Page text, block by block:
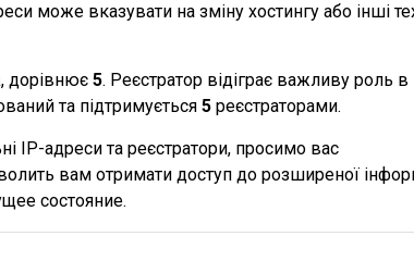
може вказувати на зміну хостингу або інші
, дорівнює 5. Реєстратор відіграє важливу роль в
та підтримується 5 реєстраторами.
IP-адреси та реєстратори, просимо вас
вам отримати доступ до розширеної
состояние.